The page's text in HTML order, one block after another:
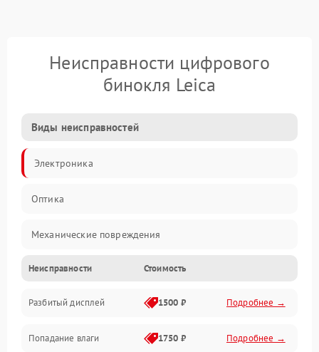
Неисправности цифрового
бинокля Leica
Виды неисправностей
Электроника
Оптика
Механические повреждения
Видео
Механика
Управление
Неисправности Стоимость
Разбитый дисплей 1500 ₽ Подробнее →
Попадание влаги 1750 ₽ Подробнее →